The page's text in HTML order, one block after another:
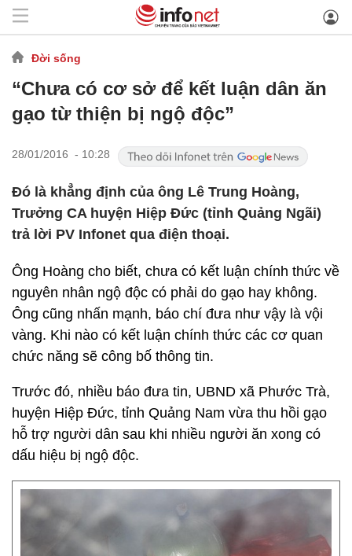
Đời sống
“Chưa có cơ sở để kết luận dân ăn
gạo từ thiện bị ngộ độc”
28/01/2016 - 10:28
Đó là khẳng định của ông Lê Trung Hoàng,
Trưởng CA huyện Hiệp Đức (tỉnh Quảng Ngãi)
trả lời PV Infonet qua điện thoại.
Ông Hoàng cho biết, chưa có kết luận chính thức về
nguyên nhân ngộ độc có phải do gạo hay không.
Ông cũng nhấn mạnh, báo chí đưa như vậy là vội
vàng. Khi nào có kết luận chính thức các cơ quan
chức năng sẽ công bố thông tin.
Trước đó, nhiều báo đưa tin, UBND xã Phước Trà,
huyện Hiệp Đức, tỉnh Quảng Nam vừa thu hồi gạo
hỗ trợ người dân sau khi nhiều người ăn xong có
dấu hiệu bị ngộ độc.